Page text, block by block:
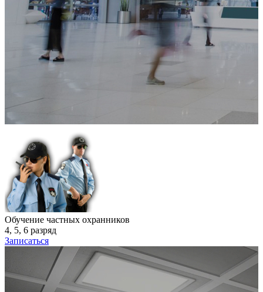
Обучение частных охранников
4, 5, 6 разряд
Записаться